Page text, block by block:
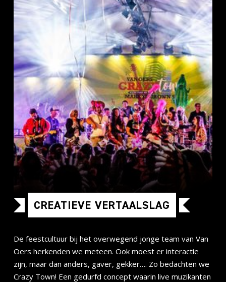
CREATIEVE VERTAALSLAG
De feestcultuur bij het overwegend jonge team van Van
Oers herkenden we meteen. Ook moest er interactie
zijn, maar dan anders, gaver, gekker…. Zo bedachten we
Crazy Town! Een gedurfd concept waarin live muzikanten